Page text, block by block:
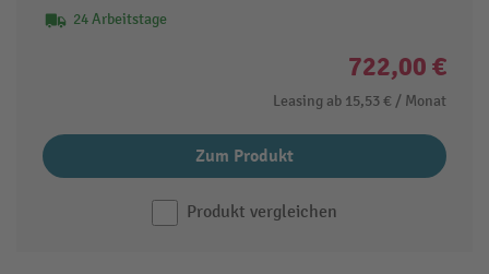
24 Arbeitstage
722,00 €
Leasing ab 15,53 € / Monat
Zum Produkt
Produkt vergleichen